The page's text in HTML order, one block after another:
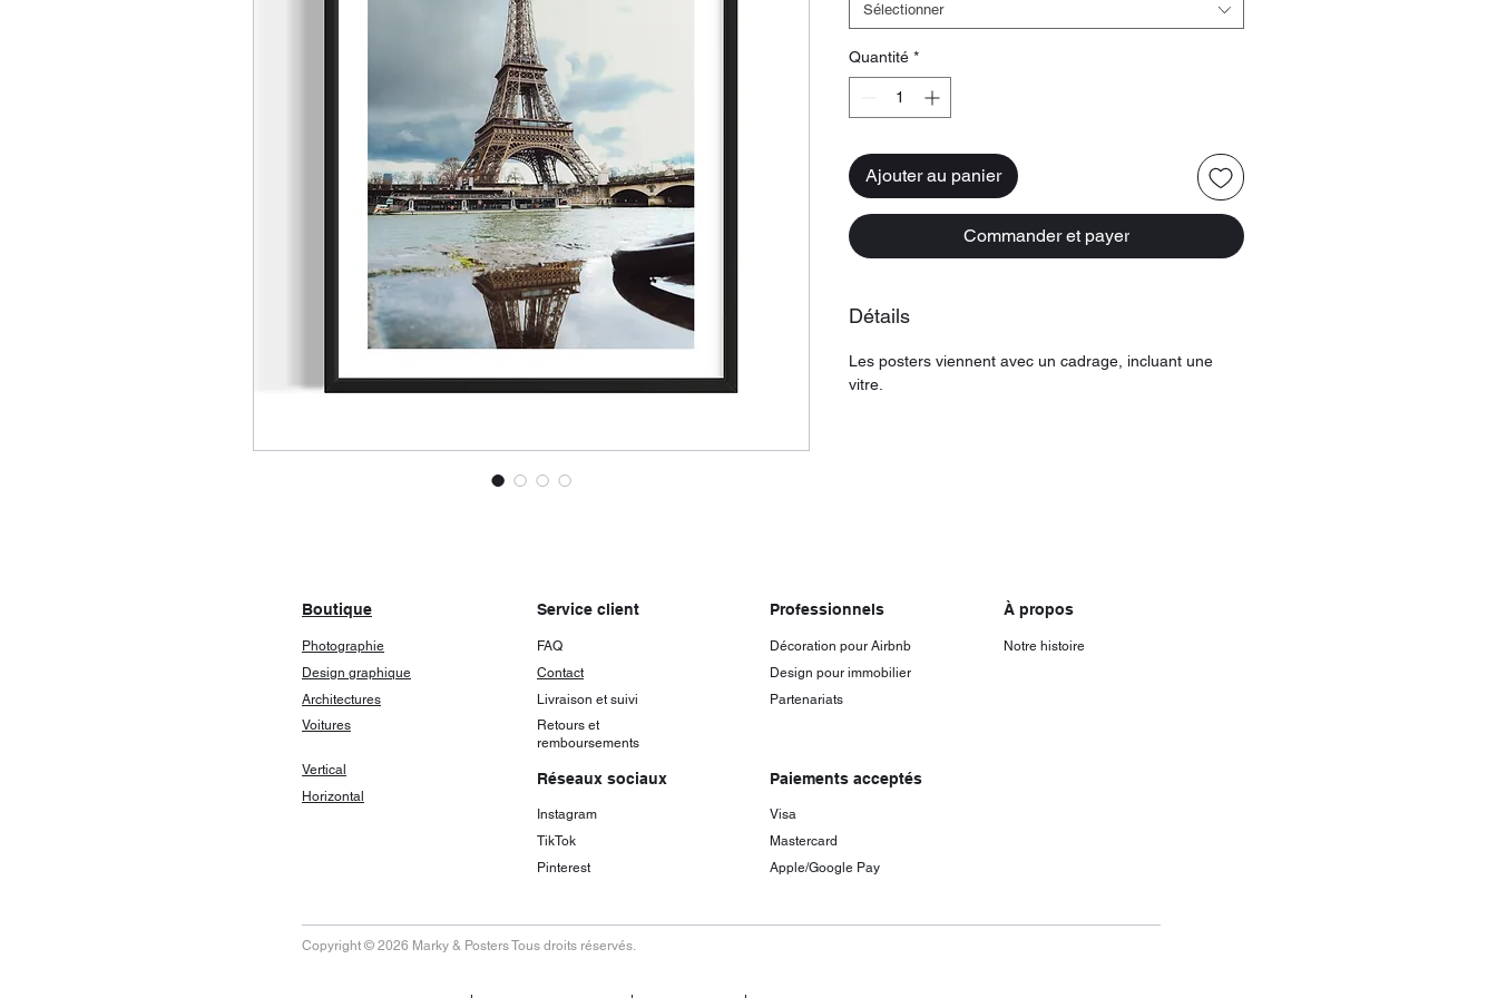
Sélectionner
Quantité *
Ajouter au panier
Commander et payer
Détails
Les posters viennent avec un cadrage, incluant une
vitre.
Boutique
Photographie
Design graphique
Architectures
Voitures
Vertical
Horizontal
Service client
FAQ
Contact
Livraison et suivi
Professionnels
Décoration pour Airbnb
Design pour immobilier
Partenariats
À propos
Notre histoire
Retours et
remboursements
Réseaux sociaux
Instagram
TikTok
Pinterest
Paiements acceptés
Visa
Mastercard
Apple/Google Pay
Copyright © 2026 Marky & Posters Tous droits réservés.